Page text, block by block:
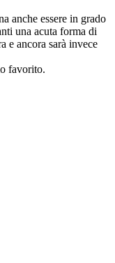
anche essere in grado
una acuta forma di
e ancora sarà invece
favorito.